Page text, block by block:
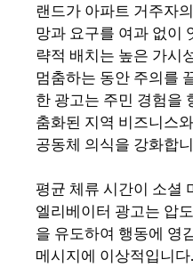
랜드가 아파트 거주자
망과 요구를 여과 없이
략적 배치는 높은 가시
멈춤하는 동안 주의를
한 광고는 주민 경험을
춤화된 지역 비즈니스
공동체 의식을 강화합
평균 체류 시간이 소셜
엘리베이터 광고는 압
을 유도하여 행동에 영
메시지에 이상적입니